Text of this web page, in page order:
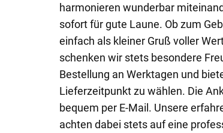
harmonieren wunderbar
sofort für gute Laune. Ob zum
einfach als kleiner Gruß voller
schenken wir stets besondere
Bestellung an Werktagen und
Lieferzeitpunkt zu wählen. Die
bequem per E-Mail. Unsere
achten dabei stets auf eine